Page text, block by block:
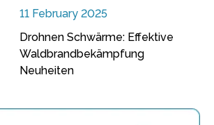
11 February 2025
Drohnen Schwärme: Effektive
Waldbrandbekämpfung
Neuheiten